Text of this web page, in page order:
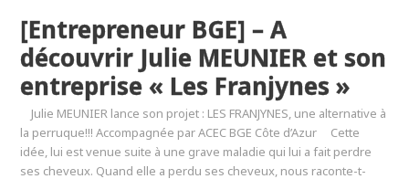
[Entrepreneur BGE] – A
découvrir Julie MEUNIER et son
entreprise « Les Franjynes »
Julie MEUNIER lance son projet : LES FRANJYNES, une alternative à
la perruque!!! Accompagnée par ACEC BGE Côte d’Azur Cette
idée, lui est venue suite à une grave maladie qui lui a fait perdre
ses cheveux. Quand elle a perdu ses cheveux, nous raconte-t-